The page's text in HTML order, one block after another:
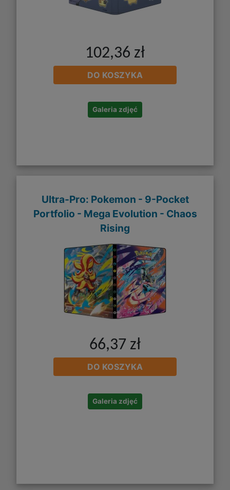
102,36 zł
DO KOSZYKA
Galeria zdjęć
Ultra-Pro: Pokemon - 9-Pocket
Portfolio - Mega Evolution - Chaos
Rising
66,37 zł
DO KOSZYKA
Galeria zdjęć